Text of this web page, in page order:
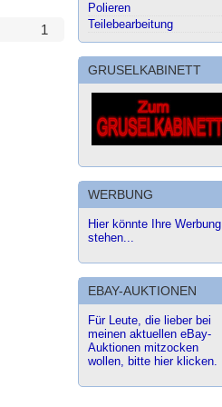
1
Polieren
Teilebearbeitung
GRUSELKABINETT
WERBUNG
Hier könnte Ihre Werbung
stehen...
EBAY-AUKTIONEN
Für Leute, die lieber bei
meinen aktuellen eBay-
Auktionen mitzocken
wollen, bitte hier klicken.